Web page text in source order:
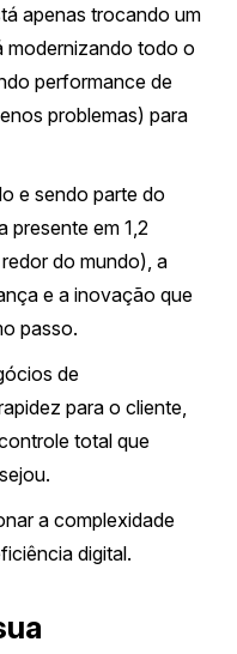
apenas trocando um
modernizando todo o
performance de
problemas) para
e sendo parte do
presente em 1,2
do mundo), a
e a inovação que
passo.
de
para o cliente,
total que
a complexidade
digital.